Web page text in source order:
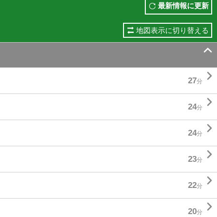
最新情報に更新
地図表示に切り替える

27分 
24分 
24分 
23分 
22分 
20分 